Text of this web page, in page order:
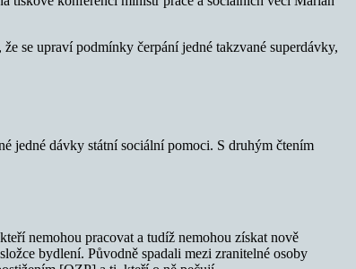
se upraví podmínky čerpání jedné takzvané superdávky,
jedné dávky státní sociální pomoci. S druhým čtením
nemohou pracovat a tudíž nemohou získat nově
bydlení. Původně spadali mezi zranitelné osoby